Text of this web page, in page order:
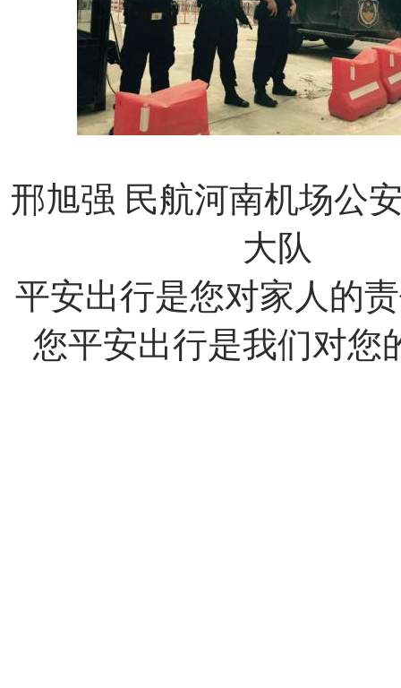
邢旭强 民航河南机场公
大队
平安出行是您对家人的
您平安出行是我们对您